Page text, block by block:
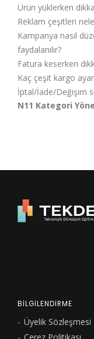
Ürün yüklerken
Reklam çeşitleri
Kampanya nasıl
faydalanılır?
Fatura keserken
Kaç çeşit kargo
İptal/İade/Değişim
N11 Kategori
BİLGİLENDİRME
Üyelik Sözleşmesi